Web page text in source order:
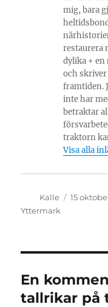
mig, bara
restaurera
dylika + en
och
framtiden.
inte har
betraktar
traktorn
Visa alla
Författare
Kalle 15
Yttermark
En
tallrikar på